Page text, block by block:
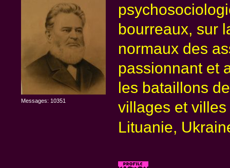
Messages: 10351
bourreaux, sur
normaux des
passionnant et
les bataillons
villages et
Lituanie,